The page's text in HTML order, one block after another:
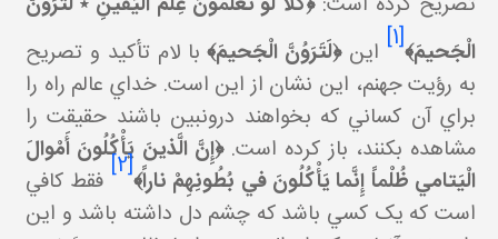
الْجَحيمَ﴾[1] اين﴿لَتَرَوُنَّ الْجَحيمَ﴾با لام تأکيد و تصريح
به رؤيت جهنم، اين نشان از اين است. خداي عالم راه را
براي آن کساني که بخواهند درون بين باشند حقيقت را
مشاهده بکنند، باز کرده است.﴿إِنَّ الَّذينَ يَأْكُلُونَ أَمْوالَ
الْيَتامي‏ ظُلْماً إِنَّما يَأْكُلُونَ في‏ بُطُونِهِمْ ناراً﴾[2] فقط کافي
است که يک کسي باشد که چشم دل داشته باشد و اين